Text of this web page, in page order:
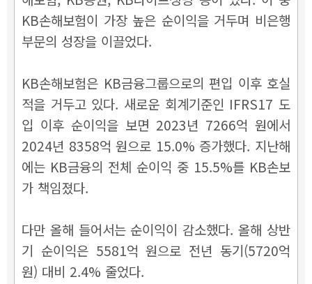
KB손해보험이 가장 높은 순이익을 거두며 비은행
부문의 성장을 이끌었다.
KB손해보험은 KB금융그룹으로의 편입 이후 호실
적을 거두고 있다. 새로운 회계기준인 IFRS17 도
입 이후 순이익을 보면 2023년 7266억 원에서
2024년 8358억 원으로 15.0% 증가했다. 지난해
에는 KB금융의 전체 순이익 중 15.5%를 KB손보
가 책임졌다.
다만 올해 들어서는 순이익이 감소했다. 올해 상반
기 순이익은 5581억 원으로 전년 동기(5720억
원) 대비 2.4% 줄었다.